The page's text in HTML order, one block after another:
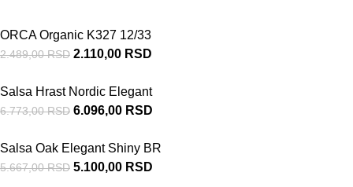
ORCA Organic K327 12/33
2.489,00RSD 2.110,00 RSD
Salsa Hrast Nordic Elegant
6.773,00RSD 6.096,00 RSD
Salsa Oak Elegant Shiny BR
5.667,00RSD 5.100,00 RSD